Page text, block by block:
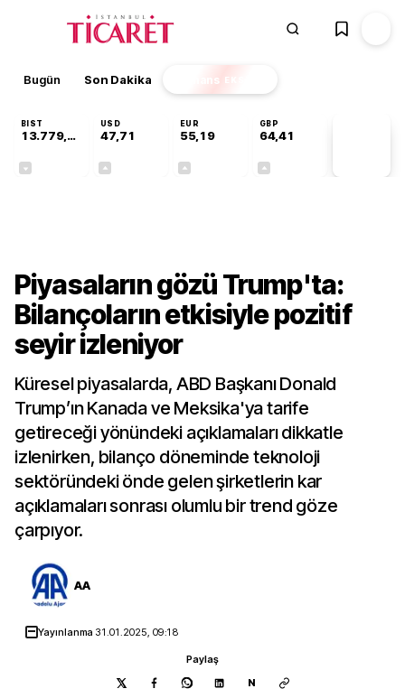
Bugün Son Dakika Finans EKSTRA
BIST
13.779,39
USD
47,71
EUR
55,19
GBP
64,41
Piyasaların gözü Trump'ta:
Bilançoların etkisiyle pozitif
seyir izleniyor
Küresel piyasalarda, ABD Başkanı Donald
Trump’ın Kanada ve Meksika'ya tarife
getireceği yönündeki açıklamaları dikkatle
izlenirken, bilanço döneminde teknoloji
sektöründeki önde gelen şirketlerin kar
açıklamaları sonrası olumlu bir trend göze
çarpıyor.
AA
Yayınlanma 31.01.2025, 09:18
Paylaş
N